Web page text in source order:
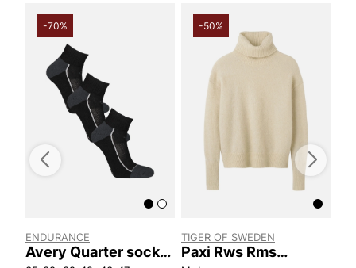
-70%
ENDURANCE
Avery Quarter sock
-50%
TIGER OF SWEDEN
Paxi Rws Rms